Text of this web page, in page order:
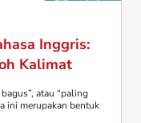
Inggris:
Kalimat
atau “paling
ini merupakan bentuk